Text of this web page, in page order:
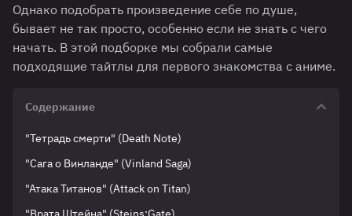
Однако подобрать произведение себе по душе,
бывает не так просто, особенно если не знать с чего
начать. В этой подборке мы собрали самые
подходящие тайтлы для первого знакомства с аниме.
Содержание
"Тетрадь смерти" (Death Note)
"Сага о Винланде" (Vinland Saga)
"Атака Титанов" (Attack on Titan)